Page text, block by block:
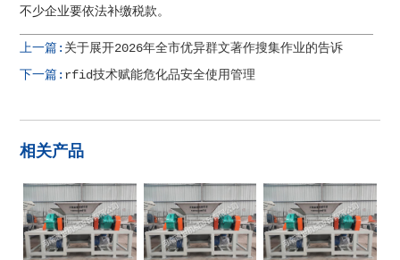
不少企业要依法补缴税款。
上一篇: 关于展开2026年全市优异群文著作搜集作业的告诉
下一篇: rfid技术赋能危化品安全使用管理
相关产品